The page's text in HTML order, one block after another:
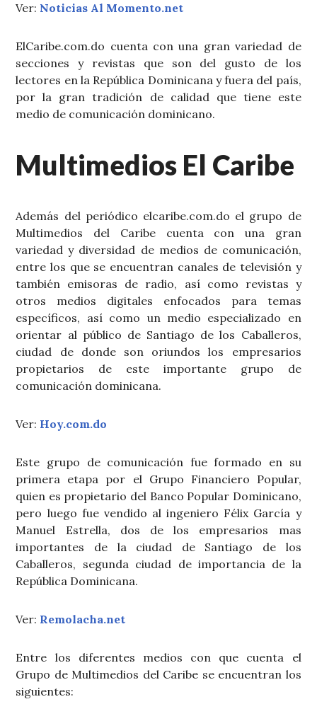
Ver: Noticias Al Momento.net
ElCaribe.com.do cuenta con una gran variedad de
secciones y revistas que son del gusto de los
lectores en la República Dominicana y fuera del país,
por la gran tradición de calidad que tiene este
medio de comunicación dominicano.
Multimedios El Caribe
Además del periódico elcaribe.com.do el grupo de
Multimedios del Caribe cuenta con una gran
variedad y diversidad de medios de comunicación,
entre los que se encuentran canales de televisión y
también emisoras de radio, así como revistas y
otros medios digitales enfocados para temas
específicos, así como un medio especializado en
orientar al público de Santiago de los Caballeros,
ciudad de donde son oriundos los empresarios
propietarios de este importante grupo de
comunicación dominicana.
Ver: Hoy.com.do
Este grupo de comunicación fue formado en su
primera etapa por el Grupo Financiero Popular,
quien es propietario del Banco Popular Dominicano,
pero luego fue vendido al ingeniero Félix García y
Manuel Estrella, dos de los empresarios mas
importantes de la ciudad de Santiago de los
Caballeros, segunda ciudad de importancia de la
República Dominicana.
Ver: Remolacha.net
Entre los diferentes medios con que cuenta el
Grupo de Multimedios del Caribe se encuentran los
siguientes: